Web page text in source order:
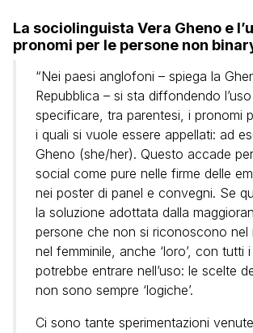
La sociolinguista Vera Gheno e
pronomi per le persone non
“Nei paesi anglofoni – spiega la
Repubblica – si sta diffondendo
specificare, tra parentesi, i pronomi
i quali si vuole essere appellati: ad
Gheno (she/her). Questo accade
social come pure nelle firme delle
nei poster di panel e convegni. Se
la soluzione adottata dalla
persone che non si riconoscono nel
nel femminile, anche ‘loro’, con tutti
potrebbe entrare nell’uso: le scelte
non sono sempre ‘logiche’.
Ci sono tante sperimentazioni